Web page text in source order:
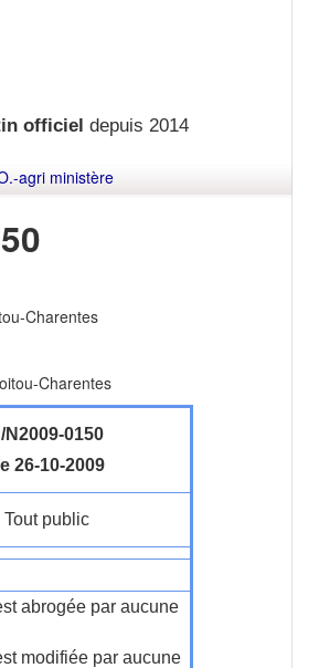
officiel depuis 2014
agri ministère
Charentes
Charentes
N2009-0150
26-10-2009
Tout public
abrogée par aucune
modifiée par aucune